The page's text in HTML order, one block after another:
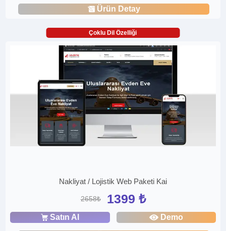
Ürün Detay
Çoklu Dil Özelliği
Nakliyat / Lojistik Web Paketi Kai
2658₺ 1399 ₺
Satın Al Demo